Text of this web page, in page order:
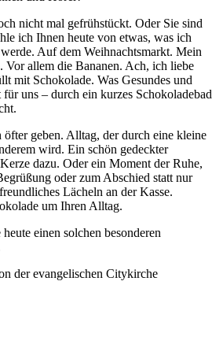
nicht mal gefrühstückt. Oder Sie sind
ich Ihnen heute von etwas, was ich
Auf dem Weihnachtsmarkt. Mein
Vor allem die Bananen. Ach, ich liebe
mit Schokolade. Was Gesundes und
uns – durch ein kurzes Schokoladebad
geben. Alltag, der durch eine kleine
wird. Ein schön gedeckter
dazu. Oder ein Moment der Ruhe,
oder zum Abschied statt nur
Lächeln an der Kasse.
um Ihren Alltag.
einen solchen besonderen
der evangelischen Citykirche